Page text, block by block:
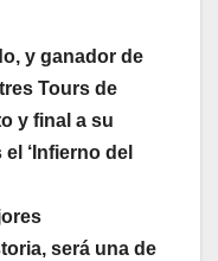
y ganador de
Tours de
y final a su
‘Infierno del
será una de